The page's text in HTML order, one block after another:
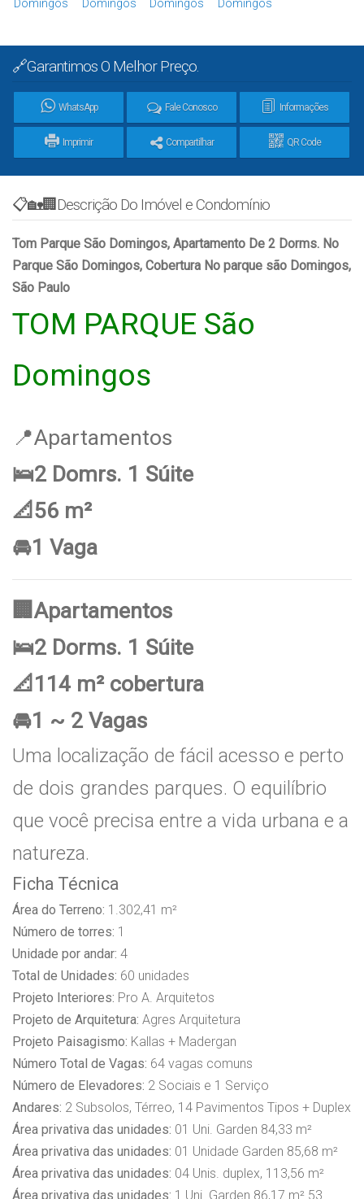
🔗Garantimos O Melhor Preço.
WhatsApp Fale Conosco Informações
Imprimir Compartilhar QR Code
📋🏡🏢Descrição Do Imóvel e Condomínio
Tom Parque São Domingos, Apartamento De 2 Dorms. No
Parque São Domingos, Cobertura No parque são Domingos,
São Paulo
TOM PARQUE São
Domingos
📍Apartamentos
🛌2 Domrs. 1 Súite
📐56 m²
🚘1 Vaga
🏢Apartamentos
🛌2 Dorms. 1 Súite
📐114 m² cobertura
🚘1 ~ 2 Vagas
Uma localização de fácil acesso e perto
de dois grandes parques. O equilíbrio
que você precisa entre a vida urbana e a
natureza.
Ficha Técnica
Área do Terreno: 1.302,41 m²
Número de torres: 1
Unidade por andar: 4
Total de Unidades: 60 unidades
Projeto Interiores: Pro A. Arquitetos
Projeto de Arquitetura: Agres Arquitetura
Projeto Paisagismo: Kallas + Madergan
Número Total de Vagas: 64 vagas comuns
Número de Elevadores: 2 Sociais e 1 Serviço
Andares: 2 Subsolos, Térreo, 14 Pavimentos Tipos + Duplex
Área privativa das unidades: 01 Uni. Garden 84,33 m²
Área privativa das unidades: 01 Unidade Garden 85,68 m²
Área privativa das unidades: 04 Unis. duplex, 113,56 m²
Área privativa das unidades: 1 Uni. Garden 86,17 m² 53